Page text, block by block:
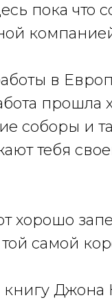
пока что
в
прошла
соборы и
тебя
хорошо
самой
Джона